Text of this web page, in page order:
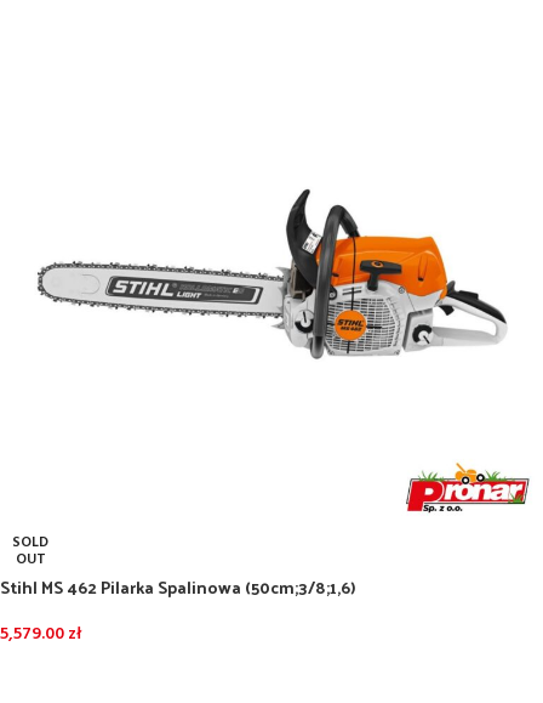
SOLD
OUT
Stihl MS 462 Pilarka Spalinowa (50cm;3/8;1,6)
5,579.00zł